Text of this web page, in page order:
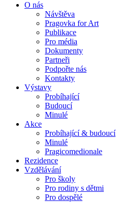
O nás
Návštěva
Pragovka for Art
Publikace
Pro média
Dokumenty
Partneři
Podpořte nás
Kontakty
Výstavy
Probíhající
Budoucí
Minulé
Akce
Probíhající & budoucí
Minulé
Pragicomedionale
Rezidence
Vzdělávání
Pro školy
Pro rodiny s dětmi
Pro dospělé